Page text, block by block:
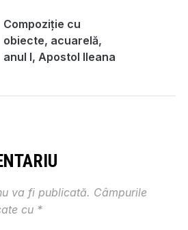
Compoziție cu
obiecte, acuarelă,
anul I, Apostol Ileana
va fi publicată. Câmpurile
cu *